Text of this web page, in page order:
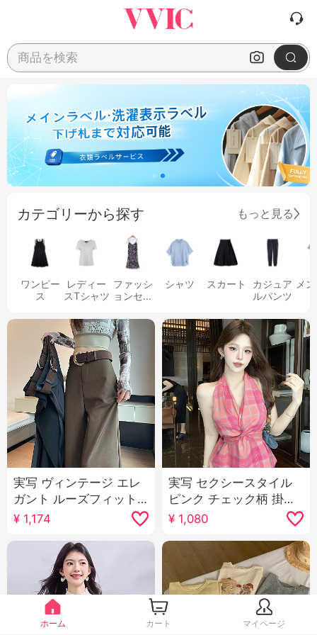
商品を検索
カテゴリーから探す もっと見る
ワンピー
ス
レディー
スTシャツ
ファッシ
ョンセッ
シャツ スカート
カジュア
ルパンツ
メ
実写 ヴィンテージ エレ
ガント ルーズフィット
カジュアル スラックス
女性 2025 春 新品 ハイ
ウエスト スリム効果 垂
感 フロアレングス ズボ
ン 長ズボン
¥ 1,174
実写 セクシースタイル
ピンク チェック柄 掛け
首 ベスト マイナー デザ
イン 感 不規則 ツイスト
レースアップ トップス
¥ 1,080
ホーム カート マイページ